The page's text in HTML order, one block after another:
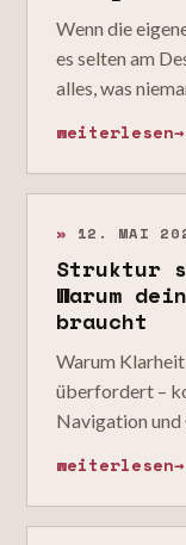
Wenn die
es selten am
alles, was
weiterlesen→
» 12. MAI
Struktur
Warum
braucht
Warum
überfordert –
Navigation
weiterlesen→